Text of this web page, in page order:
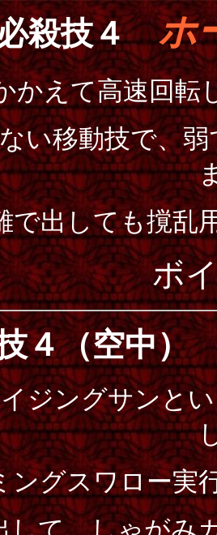
殺技４ホ
かえて高速回転
い移動技で、
で出しても撹乱
ボ
４（空中）
ジングサンと
ングスワロー実